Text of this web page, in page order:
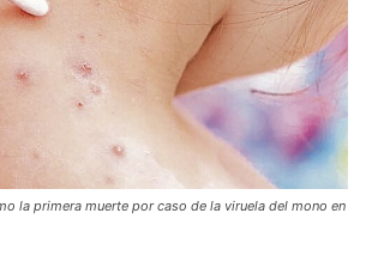
la primera muerte por caso de la viruela del mono en